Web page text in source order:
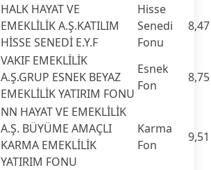
HALK HAYAT VE
EMEKLİLİK A.Ş.KATILIM
HİSSE SENEDİ E.Y.F
Hisse
Senedi
Fonu
8,47
VAKIF EMEKLİLİK
A.Ş.GRUP ESNEK BEYAZ
EMEKLİLİK YATIRIM FONU
Esnek
Fon
8,75
NN HAYAT VE EMEKLİLİK
A.Ş. BÜYÜME AMAÇLI
KARMA EMEKLİLİK
YATIRIM FONU
Karma
Fon
9,51